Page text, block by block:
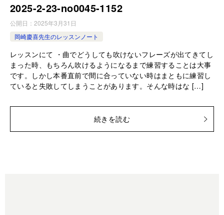
2025-2-23-no0045-1152
公開日： 2025年3月31日
岡崎慶喜先生のレッスンノート
レッスンにて ・曲でどうしても吹けないフレーズが出てきてし
まった時、もちろん吹けるようになるまで練習することは大事
です。しかし本番直前で間に合っていない時はまともに練習し
ていると失敗してしまうことがあります。そんな時はな […]
続きを読む